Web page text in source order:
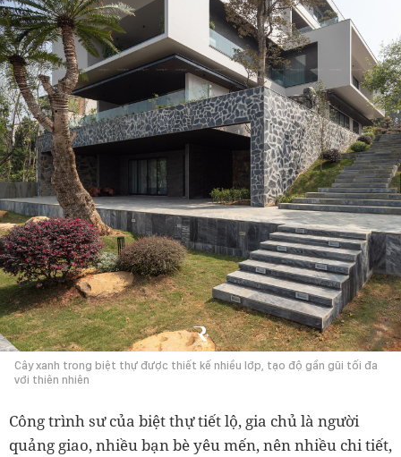
Cây xanh trong biệt thự được thiết kế nhiều lớp, tạo độ gần gũi tối đa
với thiên nhiên
Công trình sư của biệt thự tiết lộ, gia chủ là người
quảng giao, nhiều bạn bè yêu mến, nên nhiều chi tiết,